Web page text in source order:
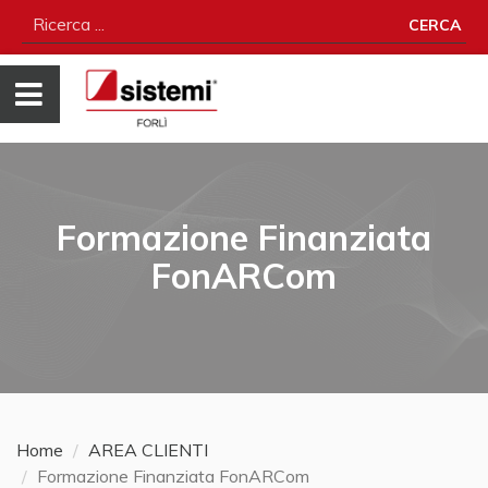
CERCA
Formazione Finanziata
FonARCom
Home
AREA CLIENTI
Formazione Finanziata FonARCom